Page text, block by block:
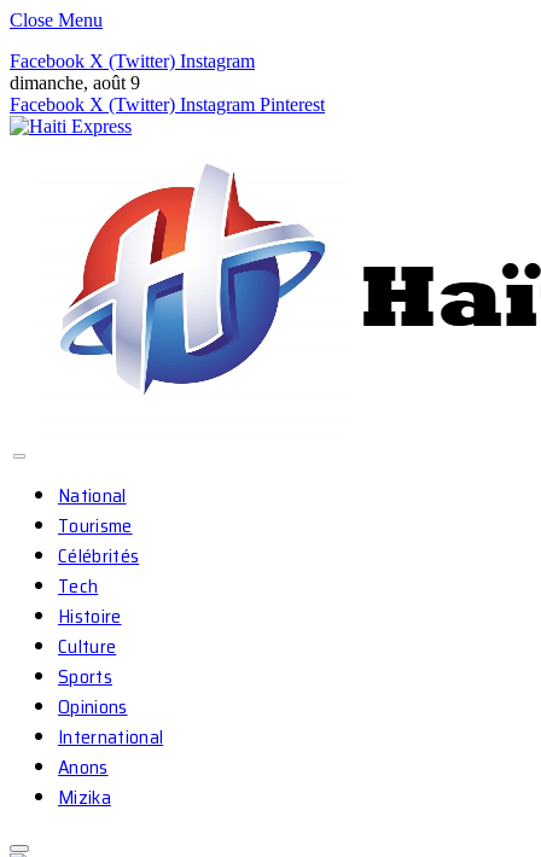
Close Menu
Facebook X (Twitter) Instagram
dimanche, août 9
Facebook X (Twitter) Instagram Pinterest
National
Tourisme
Célébrités
Tech
Histoire
Culture
Sports
Opinions
International
Anons
Mizika